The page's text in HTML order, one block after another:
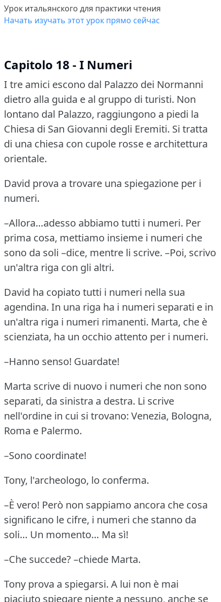
Урок итальянского для практики чтения
Начать изучать этот урок прямо сейчас
Capitolo 18 - I Numeri
I tre amici escono dal Palazzo dei Normanni
dietro alla guida e al gruppo di turisti. Non
lontano dal Palazzo, raggiungono a piedi la
Chiesa di San Giovanni degli Eremiti. Si tratta
di una chiesa con cupole rosse e architettura
orientale.
David prova a trovare una spiegazione per i
numeri.
–Allora…adesso abbiamo tutti i numeri. Per
prima cosa, mettiamo insieme i numeri che
sono da soli –dice, mentre li scrive. –Poi, scrivo
un'altra riga con gli altri.
David ha copiato tutti i numeri nella sua
agendina. In una riga ha i numeri separati e in
un'altra riga i numeri rimanenti. Marta, che è
scienziata, ha un occhio attento per i numeri.
–Hanno senso! Guardate!
Marta scrive di nuovo i numeri che non sono
separati, da sinistra a destra. Li scrive
nell'ordine in cui si trovano: Venezia, Bologna,
Roma e Palermo.
–Sono coordinate!
Tony, l'archeologo, lo conferma.
–È vero! Però non sappiamo ancora che cosa
significano le cifre, i numeri che stanno da
soli… Un momento… Ma sì!
–Che succede?–chiede Marta.
Tony prova a spiegarsi. A lui non è mai
piaciuto spiegare niente a nessuno, anche se